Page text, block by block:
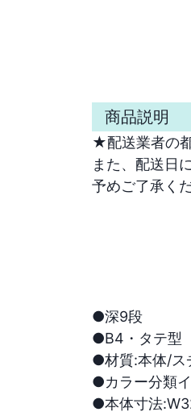
商品説明
★配送業者の
また、配送日
予めご了承く
●深9段
●B4・タテ型
●材質:本体/ス
●カラー分類
●本体寸法